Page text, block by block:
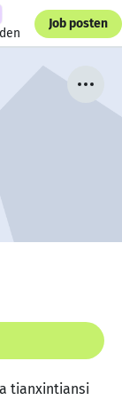
Job posten
tianxintiansi